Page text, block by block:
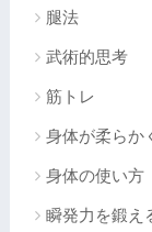
腿法
武術的思考
筋トレ
身体が柔らか
身体の使い方
瞬発力を鍛え